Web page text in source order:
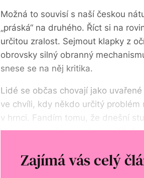
Možná to souvisí s naší českou
„práská“ na druhého. Říct si na
určitou zralost. Sejmout klapky z
obrovsky silný obranný
snese se na něj kritika.
Lidé se občas chovají jako
ve chvíli, kdy někdo určitý
v hrnci. Fandím tomu, že dnešní
v procesu změny a mám naději,
Zajímá vás celý